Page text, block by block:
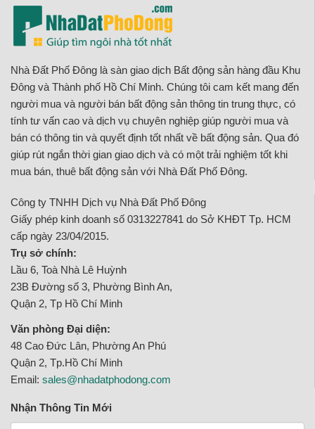
Nhà Đất Phố Đông là sàn giao dịch Bất động sản hàng đầu Khu
Đông và Thành phố Hồ Chí Minh. Chúng tôi cam kết mang đến
người mua và người bán bất động sản thông tin trung thực, có
tính tư vấn cao và dịch vụ chuyên nghiệp giúp người mua và
bán có thông tin và quyết định tốt nhất về bất động sản. Qua đó
giúp rút ngắn thời gian giao dịch và có một trải nghiệm tốt khi
mua bán, thuê bất động sản với Nhà Đất Phố Đông.
Công ty TNHH Dịch vụ Nhà Đất Phố Đông
Giấy phép kinh doanh số 0313227841 do Sở KHĐT Tp. HCM
cấp ngày 23/04/2015.
Trụ sở chính:
Lầu 6, Toà Nhà Lê Huỳnh
23B Đường số 3, Phường Bình An,
Quận 2, Tp Hồ Chí Minh
Văn phòng Đại diện:
48 Cao Đức Lân, Phường An Phú
Quận 2, Tp.Hồ Chí Minh
Email: sales@nhadatphodong.com
Nhận Thông Tin Mới